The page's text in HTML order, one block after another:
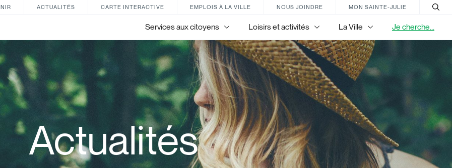
ACTUALITÉS CARTE INTERACTIVE EMPLOIS À LA VILLE NOUS JOINDRE MON SAINTE-JULIE
Services aux citoyens Loisirs et activités La Ville Je cherche...
Actualités